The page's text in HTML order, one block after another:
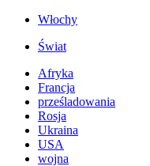
Włochy
Świat
Afryka
Francja
prześladowania
Rosja
Ukraina
USA
wojna